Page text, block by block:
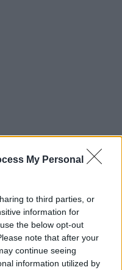
My Personal
to third parties, or
information for
the below opt-out
note that after your
continue seeing
information utilized by
pedagógiai munkát segítők
jellegének eltörlését, ami
, hogy a jövőben szélesebb
felvetették, hogy a
felül kellene vizsgálni
.